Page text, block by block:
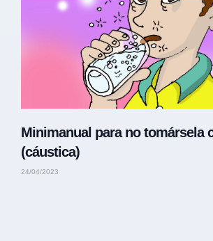
Minimanual para no tomársela
(cáustica)
24/04/2023